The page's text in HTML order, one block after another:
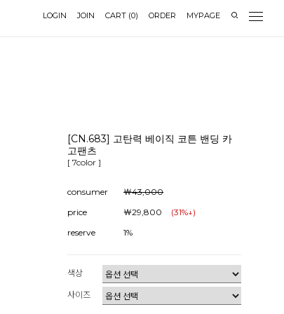
LOGIN JOIN CART (0) ORDER MYPAGE
[CN.683] 고탄력 베이직 코튼 밴딩 카
고팬츠
[ 7color ]
consumer
￦43,000
price
￦29,800 (31%↓)
reserve
1%
색상
사이즈